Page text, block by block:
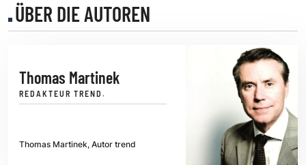
ÜBER DIE AUTOREN
Thomas Martinek
REDAKTEUR TREND.
Thomas Martinek, Autor trend